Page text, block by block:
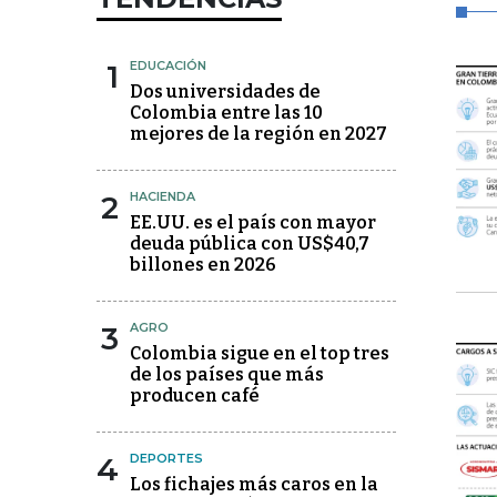
1 EDUCACIÓN
Dos universidades de
Colombia entre las 10
mejores de la región en 2027
2 HACIENDA
EE.UU. es el país con mayor
deuda pública con US$40,7
billones en 2026
3 AGRO
Colombia sigue en el top tres
de los países que más
producen café
4 DEPORTES
Los fichajes más caros en la